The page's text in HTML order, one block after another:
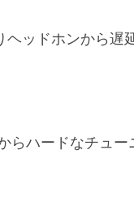
ッドホンから遅
らハードなチュ